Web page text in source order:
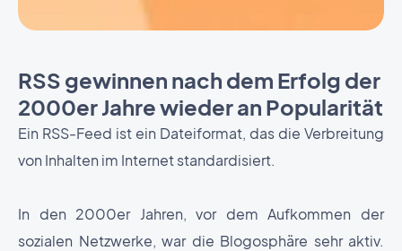
RSS gewinnen nach dem Erfolg der
2000er Jahre wieder an Popularität
Ein RSS-Feed ist ein Dateiformat, das die Verbreitung
von Inhalten im Internet standardisiert.
In den 2000er Jahren, vor dem Aufkommen der
sozialen Netzwerke, war die Blogosphäre sehr aktiv.